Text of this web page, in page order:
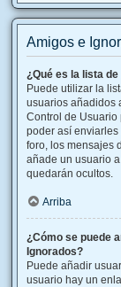
Amigos e
¿Qué es la lista
Puede utilizar la
usuarios añadidos
Control de Usuario
poder así enviarles
foro, los mensajes
añade un usuario
quedarán ocultos.
Arriba
¿Cómo se puede
Ignorados?
Puede añadir
usuario hay un